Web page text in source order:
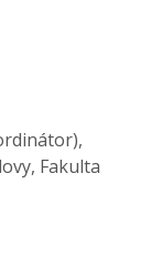
Fakulta